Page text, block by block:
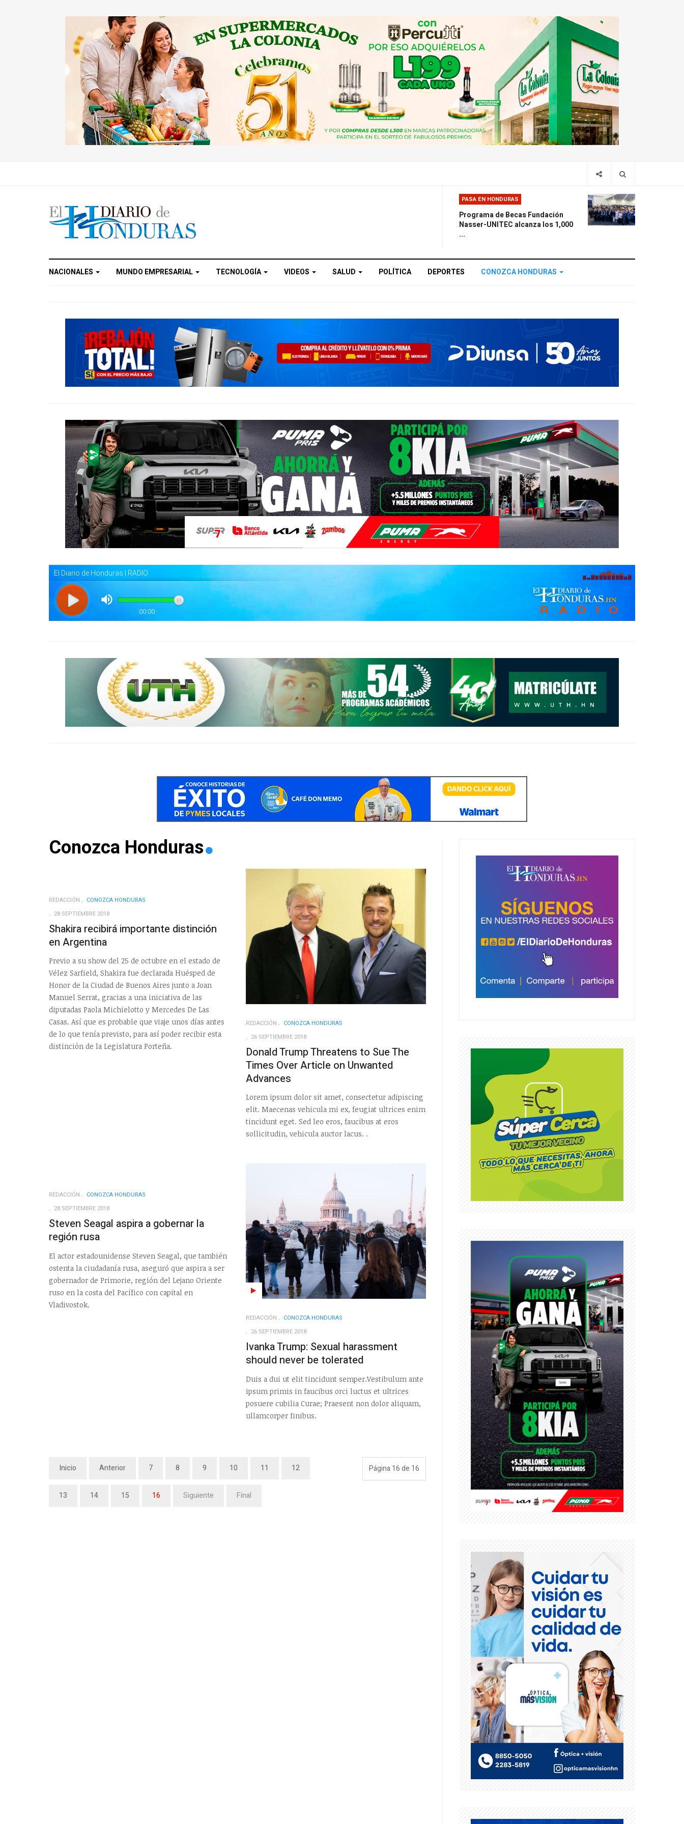
PASA EN HONDURAS
Programa de Becas Fundación
Nasser-UNITEC alcanza los 1,000
...
NACIONALES MUNDO EMPRESARIAL TECNOLOGÍA VIDEOS SALUD POLÍTICA DEPORTES CONOZCA HONDURAS
Conozca Honduras
REDACCIÓN
CONOZCA HONDURAS
28 SEPTIEMBRE 2018
Shakira recibirá importante distinción
en Argentina
Previo a su show del 25 de octubre en el estado de
Vélez Sarfield, Shakira fue declarada Huésped de
Honor de la Ciudad de Buenos Aires junto a Joan
Manuel Serrat, gracias a una iniciativa de las
diputadas Paola Michielotto y Mercedes De Las
Casas. Así que es probable que viaje unos días antes
de lo que tenía previsto, para así poder recibir esta
distinción de la Legislatura Porteña.
REDACCIÓN
CONOZCA HONDURAS
26 SEPTIEMBRE 2018
Donald Trump Threatens to Sue The
Times Over Article on Unwanted
Advances
Lorem ipsum dolor sit amet, consectetur adipiscing
elit. Maecenas vehicula mi ex, feugiat ultrices enim
tincidunt eget. Sed leo eros, faucibus at eros
sollicitudin, vehicula auctor lacus. .
REDACCIÓN
CONOZCA HONDURAS
28 SEPTIEMBRE 2018
Steven Seagal aspira a gobernar la
región rusa
El actor estadounidense Steven Seagal, que también
ostenta la ciudadanía rusa, aseguró que aspira a ser
gobernador de Primorie, región del Lejano Oriente
ruso en la costa del Pacífico con capital en
Vladivostok.
REDACCIÓN
CONOZCA HONDURAS
26 SEPTIEMBRE 2018
Ivanka Trump: Sexual harassment
should never be tolerated
Duis a dui ut elit tincidunt semper.Vestibulum ante
ipsum primis in faucibus orci luctus et ultrices
posuere cubilia Curae; Praesent non dolor aliquam,
ullamcorper finibus.
Página 16 de 16
Inicio Anterior 7 8 9 10 11 12
13 14 15 16 Siguiente Final